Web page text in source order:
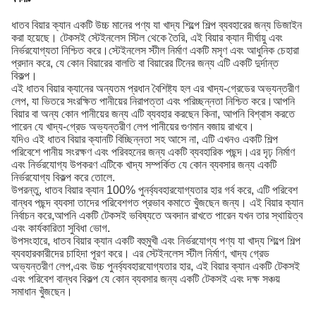
ধাতব বিয়ার ক্যান একটি উচ্চ মানের পণ্য যা খাদ্য শিল্পে শিল্প ব্যবহারের জন্য ডিজাইন
করা হয়েছে। টেকসই স্টেইনলেস স্টিল থেকে তৈরি, এই বিয়ার ক্যান দীর্ঘায়ু এবং
নির্ভরযোগ্যতা নিশ্চিত করে।স্টেইনলেস স্টীল নির্মাণ একটি মসৃণ এবং আধুনিক চেহারা
প্রদান করে, যে কোন বিয়ারের বালতি বা বিয়ারের টিনের জন্য এটি একটি দুর্দান্ত
বিকল্প।
এই ধাতব বিয়ার ক্যানের অন্যতম প্রধান বৈশিষ্ট্য হল এর খাদ্য-গ্রেডের অভ্যন্তরীণ
লেপ, যা ভিতরে সংরক্ষিত পানীয়ের নিরাপত্তা এবং পরিচ্ছন্নতা নিশ্চিত করে।আপনি
বিয়ার বা অন্য কোন পানীয়ের জন্য এটি ব্যবহার করছেন কিনা, আপনি বিশ্বাস করতে
পারেন যে খাদ্য-গ্রেড অভ্যন্তরীণ লেপ পানীয়ের গুণমান বজায় রাখবে।
যদিও এই ধাতব বিয়ার ক্যানটি বিচ্ছিন্নতা সহ আসে না, এটি এখনও একটি শিল্প
পরিবেশে পানীয় সংরক্ষণ এবং পরিবহনের জন্য একটি ব্যবহারিক পছন্দ।এর দৃঢ় নির্মাণ
এবং নির্ভরযোগ্য উপকরণ এটিকে খাদ্য সম্পর্কিত যে কোন ব্যবসার জন্য একটি
নির্ভরযোগ্য বিকল্প করে তোলে.
উপরন্তু, ধাতব বিয়ার ক্যান 100% পুনর্ব্যবহারযোগ্যতার হার গর্ব করে, এটি পরিবেশ
বান্ধব পছন্দ ব্যবসা তাদের পরিবেশগত প্রভাব কমাতে খুঁজছেন জন্য। এই বিয়ার ক্যান
নির্বাচন করে,আপনি একটি টেকসই ভবিষ্যতে অবদান রাখতে পারেন যখন তার স্থায়িত্ব
এবং কার্যকারিতা সুবিধা ভোগ.
উপসংহারে, ধাতব বিয়ার ক্যান একটি বহুমুখী এবং নির্ভরযোগ্য পণ্য যা খাদ্য শিল্পে শিল্প
ব্যবহারকারীদের চাহিদা পূরণ করে। এর স্টেইনলেস স্টীল নির্মাণ, খাদ্য গ্রেড
অভ্যন্তরীণ লেপ,এবং উচ্চ পুনর্ব্যবহারযোগ্যতার হার, এই বিয়ার ক্যান একটি টেকসই
এবং পরিবেশ বান্ধব বিকল্প যে কোন ব্যবসার জন্য একটি টেকসই এবং দক্ষ সঞ্চয়
সমাধান খুঁজছেন।